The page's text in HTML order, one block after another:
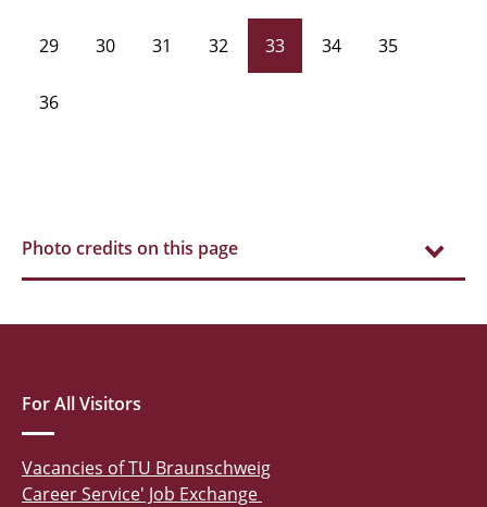
29 30 31 32 33 34 35
36
Photo credits on this page
For All Visitors
Vacancies of TU Braunschweig
Career Service' Job Exchange